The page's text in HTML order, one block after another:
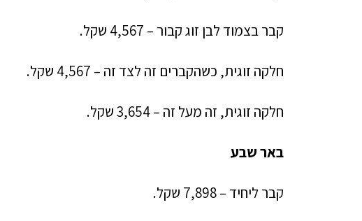
קבר בצמוד לבן זוג קבור – 4,567 שקל.
חלקה זוגית, כשהקברים זה לצד זה – 4,567 שקל.
חלקה זוגית, זה מעל זה – 3,654 שקל.
באר שבע
קבר ליחיד – 7,898 שקל.